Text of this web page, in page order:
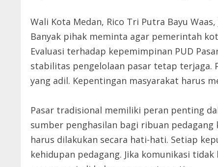
Wali Kota Medan, Rico Tri Putra Bayu
Banyak pihak meminta agar pemerintah
Evaluasi terhadap kepemimpinan PUD
stabilitas pengelolaan pasar tetap terjaga.
yang adil. Kepentingan masyarakat harus
Pasar tradisional memiliki peran penting
sumber penghasilan bagi ribuan
harus dilakukan secara hati-hati. Setiap
kehidupan pedagang. Jika komunikasi